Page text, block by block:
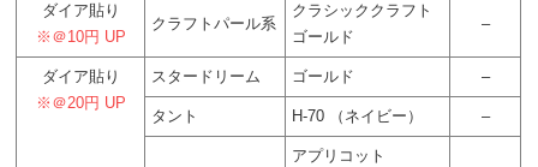
ダイア貼り
※＠10円 UP
クラフトパール系
クラシッククラフト
ゴールド
–
ダイア貼り
※＠20円 UP
スタードリーム ゴールド –
タント H-70 （ネイビー） –
アプリコット